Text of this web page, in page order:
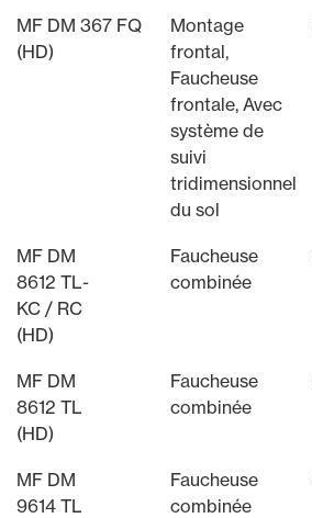
Montage
frontal,
Faucheuse
frontale, Avec
système de
suivi
tridimensionnel
du sol
Faucheuse
combinée
Faucheuse
combinée
Faucheuse
combinée
MF DM 367 FQ
(HD)
MF DM
8612 TL-
KC / RC
(HD)
MF DM
8612 TL
(HD)
MF DM
9614 TL